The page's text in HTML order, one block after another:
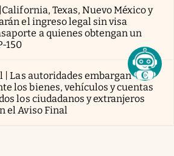
Texas, Nuevo México y
el ingreso legal sin visa
a quienes obtengan un
150
| Las autoridades embargan
los bienes, vehículos y cuentas
los ciudadanos y extranjeros
el Aviso Final